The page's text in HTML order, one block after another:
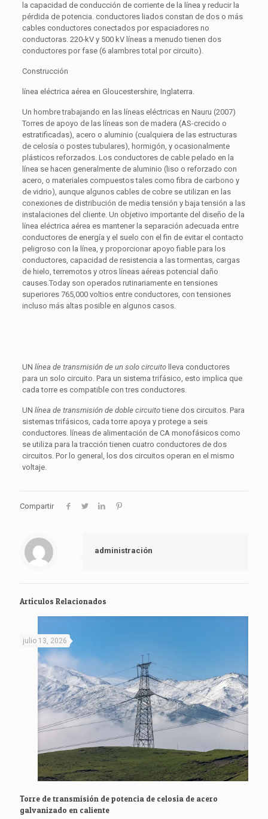
la capacidad de conducción de corriente de la línea y reducir la
pérdida de potencia. conductores liados constan de dos o más
cables conductores conectados por espaciadores no
conductoras. 220-kV y 500 kV líneas a menudo tienen dos
conductores por fase (6 alambres total por circuito).
Construcción
línea eléctrica aérea en Gloucestershire, Inglaterra.
Un hombre trabajando en las líneas eléctricas en Nauru (2007)
Torres de apoyo de las líneas son de madera (AS-crecido o
estratificadas), acero o aluminio (cualquiera de las estructuras
de celosía o postes tubulares), hormigón, y ocasionalmente
plásticos reforzados. Los conductores de cable pelado en la
línea se hacen generalmente de aluminio (liso o reforzado con
acero, o materiales compuestos tales como fibra de carbono y
de vidrio), aunque algunos cables de cobre se utilizan en las
conexiones de distribución de media tensión y baja tensión a las
instalaciones del cliente. Un objetivo importante del diseño de la
línea eléctrica aérea es mantener la separación adecuada entre
conductores de energía y el suelo con el fin de evitar el contacto
peligroso con la línea, y proporcionar apoyo fiable para los
conductores, capacidad de resistencia a las tormentas, cargas
de hielo, terremotos y otros líneas aéreas potencial daño
causes.Today son operados rutinariamente en tensiones
superiores 765,000 voltios entre conductores, con tensiones
incluso más altas posible en algunos casos.
UN línea de transmisión de un solo circuitolleva conductores
para un solo circuito. Para un sistema trifásico, esto implica que
cada torre es compatible con tres conductores.
UN línea de transmisión de doble circuitotiene dos circuitos. Para
sistemas trifásicos, cada torre apoya y protege a seis
conductores. líneas de alimentación de CA monofásicos como
se utiliza para la tracción tienen cuatro conductores de dos
circuitos. Por lo general, los dos circuitos operan en el mismo
voltaje.
Compartir
administración
Artículos Relacionados
julio 13, 2026
Torre de transmisión de potencia de celosía de acero
galvanizado en caliente